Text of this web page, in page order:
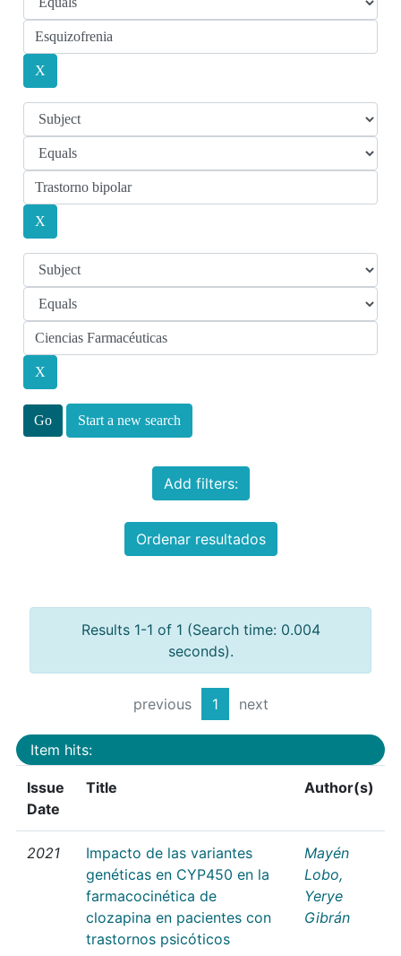
Start a new search
Add filters:
Ordenar resultados
Results 1-1 of 1 (Search time: 0.004
seconds).
previous 1 next
Item hits:
Issue
Date
Title Author(s)
2021
Impacto de las variantes
genéticas en CYP450 en la
farmacocinética de
clozapina en pacientes con
trastornos psicóticos
Mayén
Lobo,
Yerye
Gibrán